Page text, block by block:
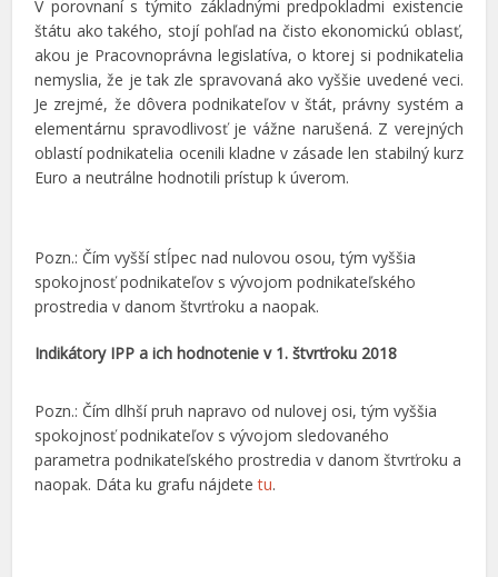
V porovnaní s týmito základnými predpokladmi existencie
štátu ako takého, stojí pohľad na čisto ekonomickú oblasť,
akou je Pracovnoprávna legislatíva, o ktorej si podnikatelia
nemyslia, že je tak zle spravovaná ako vyššie uvedené veci.
Je zrejmé, že dôvera podnikateľov v štát, právny systém a
elementárnu spravodlivosť je vážne narušená. Z verejných
oblastí podnikatelia ocenili kladne v zásade len stabilný kurz
Euro a neutrálne hodnotili prístup k úverom.
Pozn.: Čím vyšší stĺpec nad nulovou osou, tým vyššia
spokojnosť podnikateľov s vývojom podnikateľského
prostredia v danom štvrťroku a naopak.
Indikátory IPP a ich hodnotenie v 1. štvrťroku 2018
Pozn.: Čím dlhší pruh napravo od nulovej osi, tým vyššia
spokojnosť podnikateľov s vývojom sledovaného
parametra podnikateľského prostredia v danom štvrťroku a
naopak. Dáta ku grafu nájdetetu.